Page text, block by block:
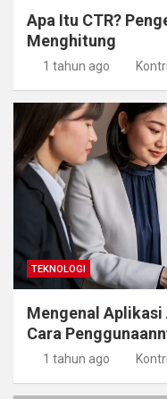
Apa Itu CTR?
Menghitung
1 tahun ago
TEKNOLOGI
Mengenal Aplikasi
Cara
1 tahun ago